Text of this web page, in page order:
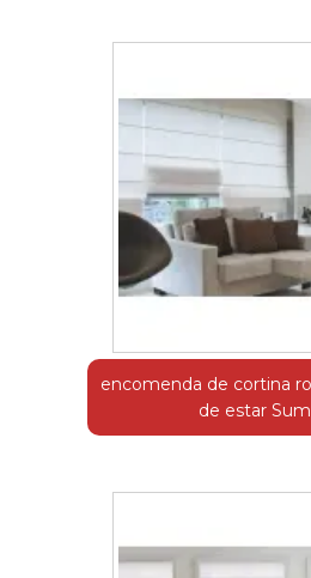
encomenda de cortina
de estar